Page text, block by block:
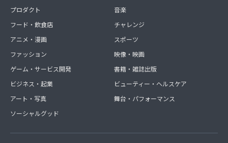
プロダクト
フード・飲食店
アニメ・漫画
ファッション
ゲーム・サービス開発
ビジネス・起業
アート・写真
ソーシャルグッド
音楽
チャレンジ
スポーツ
映像・映画
書籍・雑誌出版
ビューティー・ヘルスケア
舞台・パフォーマンス